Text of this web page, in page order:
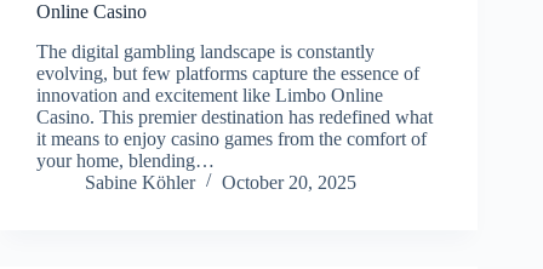
Online Casino
The digital gambling landscape is constantly
evolving, but few platforms capture the essence of
innovation and excitement like Limbo Online
Casino. This premier destination has redefined what
it means to enjoy casino games from the comfort of
your home, blending…
Sabine Köhler
October 20, 2025